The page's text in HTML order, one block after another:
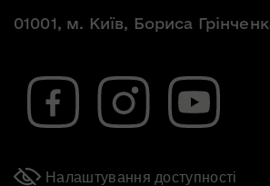
01001, м. Київ, Бориса
Налаштування доступності